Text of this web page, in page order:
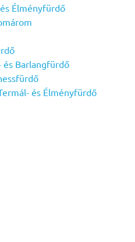
Élményfürdő
és Barlangfürdő
és Élményfürdő